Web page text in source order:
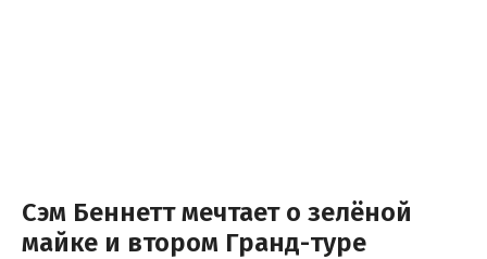
Сэм Беннетт мечтает о зелёной
майке и втором Гранд-туре